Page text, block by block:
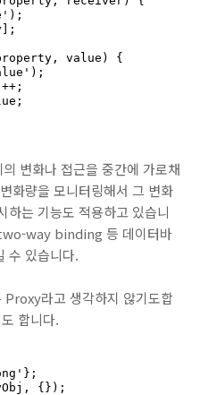
변화나 접근을 중간에 가로채
화량을 모니터링해서 그 변화
하는 기능도 적용하고 있습니
way binding 등 데이터바
수 있습니다.
Proxy라고 생각하지 않기도합
합니다.
{});